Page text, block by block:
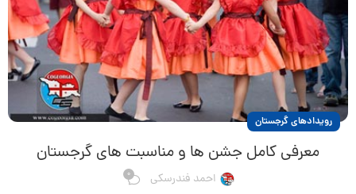
رویدادهای گرجستان
معرفی کامل جشن ها و مناسبت های گرجستان
احمد فندرسکی 0